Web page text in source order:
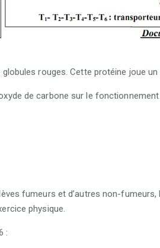
rouges. Cette protéine joue
de carbone sur le
fumeurs et d’autres non-
physique.
: